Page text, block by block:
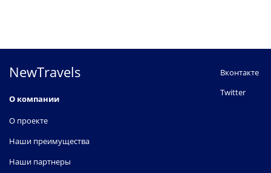
NewTravels
О компании
О проекте
Наши преимущества
Наши партнеры
Вконтакте
Twitter